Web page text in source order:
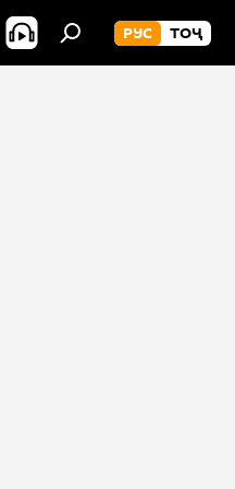
РУС ТОҶ